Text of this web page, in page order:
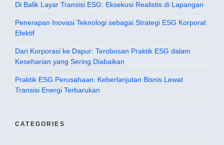
Di Balik Layar Transisi ESG: Eksekusi Realistis di Lapangan
Penerapan Inovasi Teknologi sebagai Strategi ESG Korporat
Efektif
Dari Korporasi ke Dapur: Terobosan Praktik ESG dalam
Keseharian yang Sering Diabaikan
Praktik ESG Perusahaan: Keberlanjutan Bisnis Lewat
Transisi Energi Terbarukan
CATEGORIES